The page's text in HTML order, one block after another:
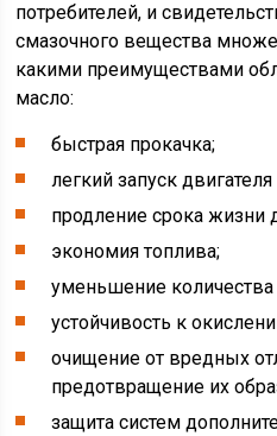
потребителей, и
смазочного вещества
какими преимуществами
масло:
быстрая прокачка;
легкий запуск
продление срока жизни
экономия топлива;
уменьшение
устойчивость к
очищение от вредных
предотвращение их
защита систем